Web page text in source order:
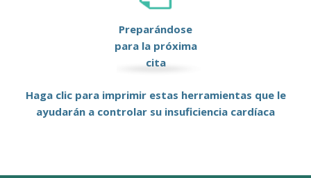
Preparándose
para la próxima
cita
Haga clic para imprimir estas herramientas que le
ayudarán a controlar su insuficiencia cardíaca